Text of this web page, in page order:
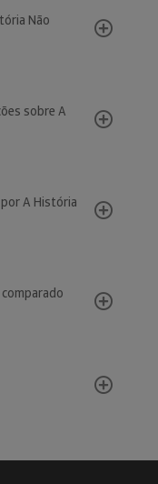
Não
sobre A
A História